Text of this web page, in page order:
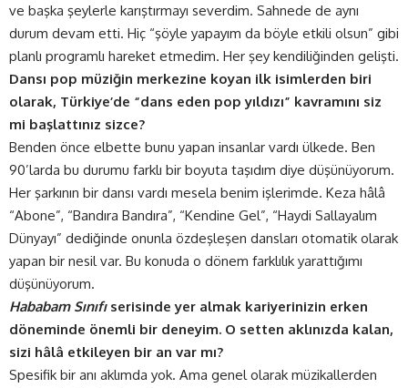
ve başka şeylerle karıştırmayı severdim. Sahnede de aynı
durum devam etti. Hiç “şöyle yapayım da böyle etkili olsun” gibi
planlı programlı hareket etmedim. Her şey kendiliğinden gelişti.
Dansı pop müziğin merkezine koyan ilk isimlerden biri
olarak, Türkiye’de “dans eden pop yıldızı” kavramını siz
mi başlattınız sizce?
Benden önce elbette bunu yapan insanlar vardı ülkede. Ben
90’larda bu durumu farklı bir boyuta taşıdım diye düşünüyorum.
Her şarkının bir dansı vardı mesela benim işlerimde. Keza hâlâ
“Abone”, “Bandıra Bandıra”, “Kendine Gel”, “Haydi Sallayalım
Dünyayı” dediğinde onunla özdeşleşen dansları otomatik olarak
yapan bir nesil var. Bu konuda o dönem farklılık yarattığımı
düşünüyorum.
Hababam Sınıfıserisinde yer almak kariyerinizin erken
döneminde önemli bir deneyim. O setten aklınızda kalan,
sizi hâlâ etkileyen bir an var mı?
Spesifik bir anı aklımda yok. Ama genel olarak müzikallerden